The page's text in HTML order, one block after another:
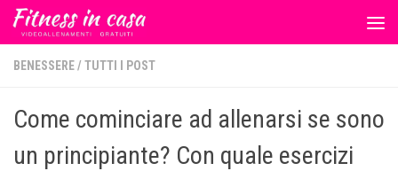
Salta al contenuto
BENESSERE/ TUTTI I POST
Come cominciare ad allenarsi se sono
un principiante? Con quale esercizi